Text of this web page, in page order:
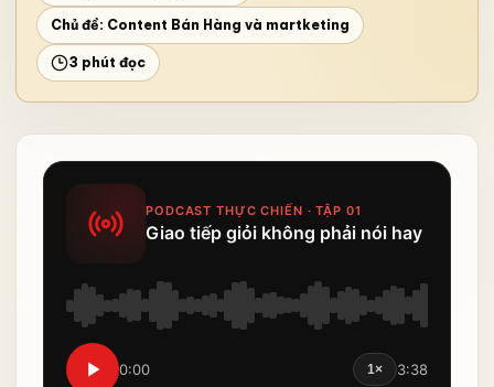
Chủ đề: Content Bán Hàng và martketing
3 phút đọc